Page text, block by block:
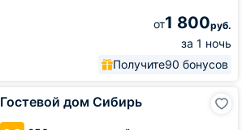
от1 800руб.
за 1 ночь
Получите90 бонусов
Гостевой дом Сибирь